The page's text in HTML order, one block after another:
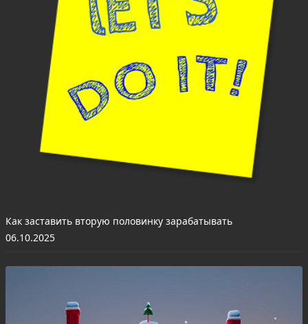
Как заставить вторую половинку зарабатывать
06.10.2025